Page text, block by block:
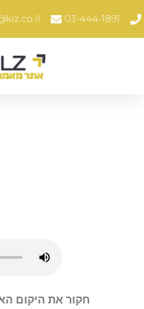
03-444-1891
חקור את היקום